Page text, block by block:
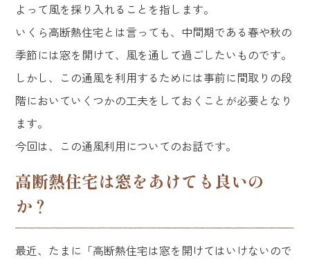
よって風を採り入れることを指します。
いくら高断熱住宅とは言っても、中間期である春や秋の
季節には窓を開けて、風を通して過ごしたいものです。
しかし、この通風を利用するためには事前に間取りの段
階においていくつかの工夫をしておくことが必要となり
ます。
今回は、この通風利用についてのお話です。
高断熱住宅は窓をあけても良いの
か？
最近、たまに「高断熱住宅は窓を開けてはいけないので